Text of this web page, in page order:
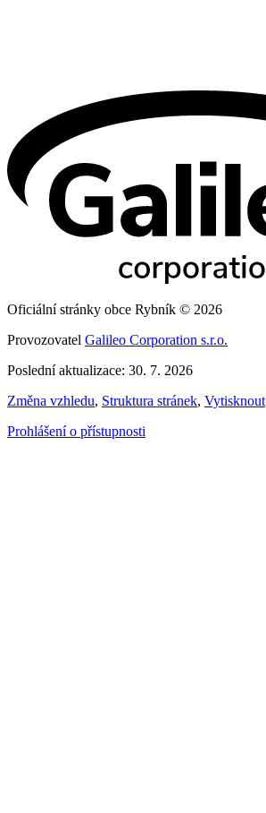
Oficiální stránky obce Rybník © 2026
Provozovatel Galileo Corporation s.r.o.
Poslední aktualizace: 30. 7. 2026
Změna vzhledu, Struktura stránek, Vytisknout
Prohlášení o přístupnosti